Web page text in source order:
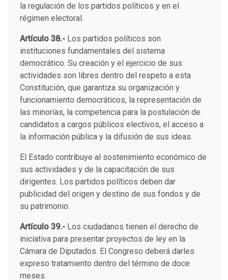
la regulación de los partidos políticos y en el
régimen electoral.
Artículo 38.- Los partidos políticos son
instituciones fundamentales del sistema
democrático. Su creación y el ejercicio de sus
actividades son libres dentro del respeto a esta
Constitución, que garantiza su organización y
funcionamiento democráticos, la representación de
las minorías, la competencia para la postulación de
candidatos a cargos públicos electivos, el acceso a
la información pública y la difusión de sus ideas.
El Estado contribuye al sostenimiento económico de
sus actividades y de la capacitación de sus
dirigentes. Los partidos políticos deben dar
publicidad del origen y destino de sus fondos y de
su patrimonio.
Artículo 39.- Los ciudadanos tienen el derecho de
iniciativa para presentar proyectos de ley en la
Cámara de Diputados. El Congreso deberá darles
expreso tratamiento dentro del término de doce
meses.